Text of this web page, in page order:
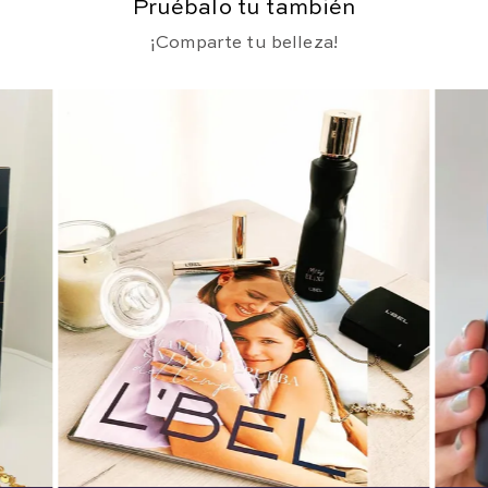
Pruébalo tu también
¡Comparte tu belleza!